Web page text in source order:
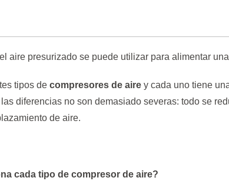
aire presurizado se puede utilizar para alimentar
tipos de compresores de aire y cada uno tiene
diferencias no son demasiado severas: todo se
de aire.
cada tipo de compresor de aire?